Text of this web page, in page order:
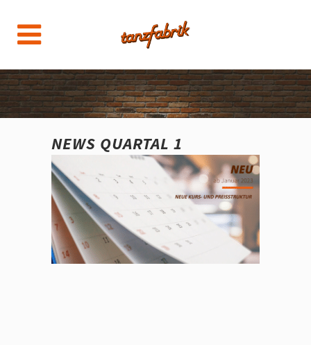
NEWS QUARTAL 1